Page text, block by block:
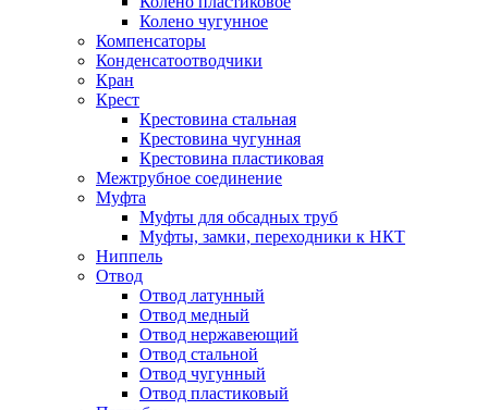
Колено чугунное
Компенсаторы
Конденсатоотводчики
Кран
Крест
Крестовина стальная
Крестовина чугунная
Крестовина пластиковая
Межтрубное соединение
Муфта
Муфты для обсадных труб
Муфты, замки, переходники к НКТ
Ниппель
Отвод
Отвод латунный
Отвод медный
Отвод нержавеющий
Отвод стальной
Отвод чугунный
Отвод пластиковый